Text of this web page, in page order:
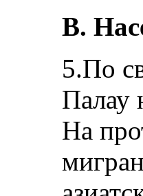
B.
5.По
Палау
На